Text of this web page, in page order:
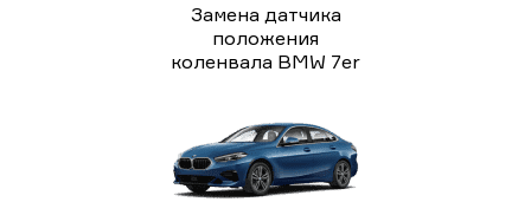
Замена датчика
положения
коленвала BMW 7er